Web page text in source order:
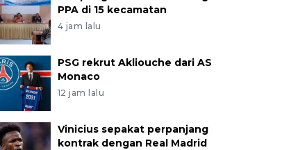
PPA di 15 kecamatan
4 jam lalu
PSG rekrut Akliouche dari AS
Monaco
12 jam lalu
Vinicius sepakat perpanjang
kontrak dengan Real Madrid